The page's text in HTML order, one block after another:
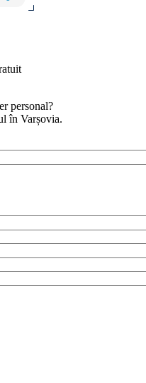
personal?
în Varșovia.